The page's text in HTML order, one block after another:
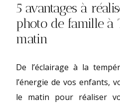
5 avantages à
photo de famille à
matin
De l’éclairage à la
l’énergie de vos enfants,
le matin pour réaliser